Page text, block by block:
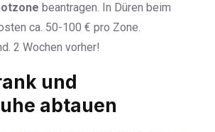
beantragen. In Düren beim
ca. 50-100 € pro Zone.
2 Wochen vorher!
und
abtauen